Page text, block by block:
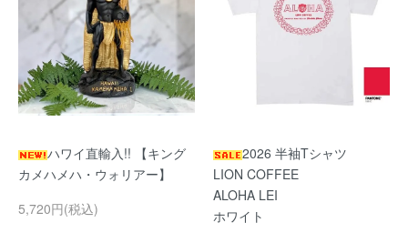
ハワイ直輸入!! 【キング
カメハメハ・ウォリアー】
5,720円(税込)
2026 半袖Tシャツ
LION COFFEE
ALOHA LEI
ホワイト